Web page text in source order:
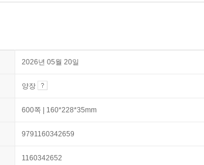
2026년 05월 20일
양장
600쪽 | 160*228*35mm
9791160342659
1160342652